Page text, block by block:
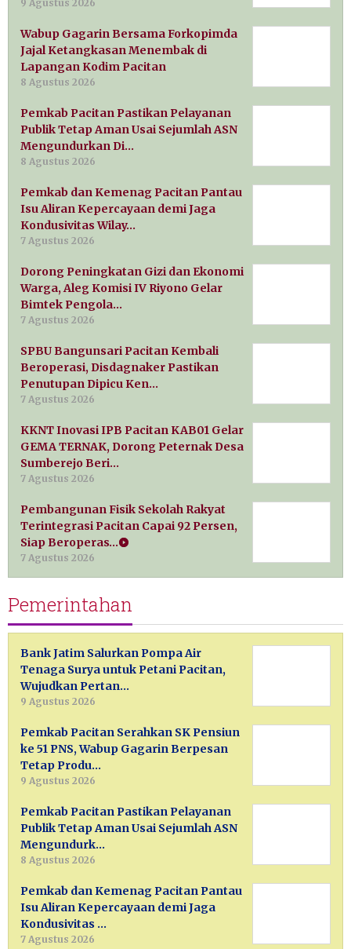
9 Agustus 2026
Wabup Gagarin Bersama Forkopimda
Jajal Ketangkasan Menembak di
Lapangan Kodim Pacitan
8 Agustus 2026
Pemkab Pacitan Pastikan Pelayanan
Publik Tetap Aman Usai Sejumlah ASN
Mengundurkan Di…
8 Agustus 2026
Pemkab dan Kemenag Pacitan Pantau
Isu Aliran Kepercayaan demi Jaga
Kondusivitas Wilay…
7 Agustus 2026
Dorong Peningkatan Gizi dan Ekonomi
Warga, Aleg Komisi IV Riyono Gelar
Bimtek Pengola…
7 Agustus 2026
SPBU Bangunsari Pacitan Kembali
Beroperasi, Disdagnaker Pastikan
Penutupan Dipicu Ken…
7 Agustus 2026
KKNT Inovasi IPB Pacitan KAB01 Gelar
GEMA TERNAK, Dorong Peternak Desa
Sumberejo Beri…
7 Agustus 2026
Pembangunan Fisik Sekolah Rakyat
Terintegrasi Pacitan Capai 92 Persen,
Siap Beroperas…
7 Agustus 2026
Pemerintahan
Bank Jatim Salurkan Pompa Air
Tenaga Surya untuk Petani Pacitan,
Wujudkan Pertan…
9 Agustus 2026
Pemkab Pacitan Serahkan SK Pensiun
ke 51 PNS, Wabup Gagarin Berpesan
Tetap Produ…
9 Agustus 2026
Pemkab Pacitan Pastikan Pelayanan
Publik Tetap Aman Usai Sejumlah ASN
Mengundurk…
8 Agustus 2026
Pemkab dan Kemenag Pacitan Pantau
Isu Aliran Kepercayaan demi Jaga
Kondusivitas …
7 Agustus 2026